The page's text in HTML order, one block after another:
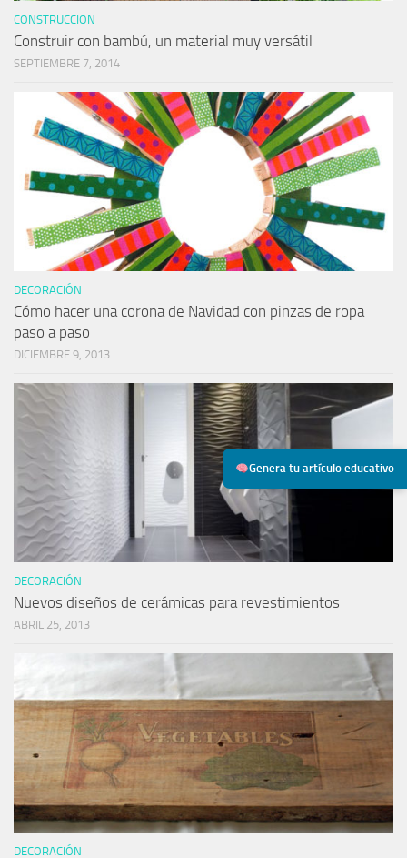
Genera tu artículo educativo
CONSTRUCCION
Construir con bambú, un material muy versátil
SEPTIEMBRE 7, 2014
DECORACIÓN
Cómo hacer una corona de Navidad con pinzas de ropa
paso a paso
DICIEMBRE 9, 2013
DECORACIÓN
Nuevos diseños de cerámicas para revestimientos
ABRIL 25, 2013
DECORACIÓN